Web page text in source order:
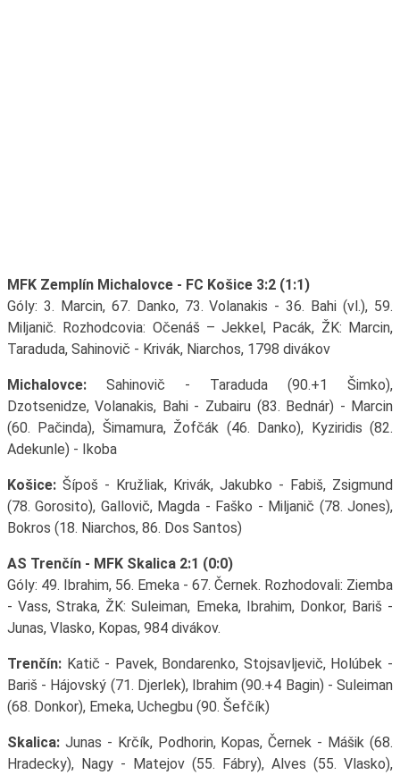
MFK Zemplín Michalovce - FC Košice 3:2 (1:1)
Góly: 3. Marcin, 67. Danko, 73. Volanakis - 36. Bahi (vl.), 59.
Miljanič. Rozhodcovia: Očenáš – Jekkel, Pacák, ŽK: Marcin,
Taraduda, Sahinovič - Krivák, Niarchos, 1798 divákov
Michalovce:Sahinovič - Taraduda (90.+1 Šimko),
Dzotsenidze, Volanakis, Bahi - Zubairu (83. Bednár) - Marcin
(60. Pačinda), Šimamura, Žofčák (46. Danko), Kyziridis (82.
Adekunle) - Ikoba
Košice:Šípoš - Kružliak, Krivák, Jakubko - Fabiš, Zsigmund
(78. Gorosito), Gallovič, Magda - Faško - Miljanič (78. Jones),
Bokros (18. Niarchos, 86. Dos Santos)
AS Trenčín - MFK Skalica 2:1 (0:0)
Góly: 49. Ibrahim, 56. Emeka - 67. Černek. Rozhodovali: Ziemba
- Vass, Straka, ŽK: Suleiman, Emeka, Ibrahim, Donkor, Bariš -
Junas, Vlasko, Kopas, 984 divákov.
Trenčín:Katič - Pavek, Bondarenko, Stojsavljevič, Holúbek -
Bariš - Hájovský (71. Djerlek), Ibrahim (90.+4 Bagin) - Suleiman
(68. Donkor), Emeka, Uchegbu (90. Šefčík)
Skalica:Junas - Krčík, Podhorin, Kopas, Černek - Mášik (68.
Hradecky), Nagy - Matejov (55. Fábry), Alves (55. Vlasko),